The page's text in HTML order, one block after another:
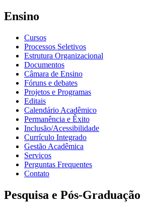
Ensino
Cursos
Processos Seletivos
Estrutura Organizacional
Documentos
Câmara de Ensino
Fóruns e debates
Projetos e Programas
Editais
Calendário Acadêmico
Permanência e Êxito
Inclusão/Acessibilidade
Currículo Integrado
Gestão Acadêmica
Serviços
Perguntas Frequentes
Contato
Pesquisa e Pós-Graduação